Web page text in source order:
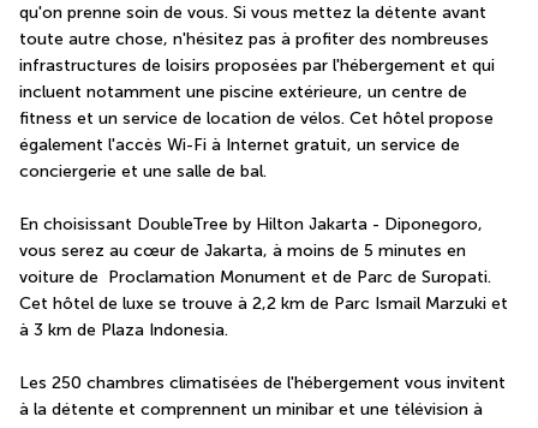
qu'on prenne soin de vous. Si vous mettez la détente avant
toute autre chose, n'hésitez pas à profiter des nombreuses
infrastructures de loisirs proposées par l'hébergement et qui
incluent notamment une piscine extérieure, un centre de
fitness et un service de location de vélos. Cet hôtel propose
également l'accès Wi-Fi à Internet gratuit, un service de
conciergerie et une salle de bal.
En choisissant DoubleTree by Hilton Jakarta - Diponegoro,
vous serez au cœur de Jakarta, à moins de 5 minutes en
voiture de  Proclamation Monument et de Parc de Suropati.
Cet hôtel de luxe se trouve à 2,2 km de Parc Ismail Marzuki et
à 3 km de Plaza Indonesia.
Les 250 chambres climatisées de l'hébergement vous invitent
à la détente et comprennent un minibar et une télévision à